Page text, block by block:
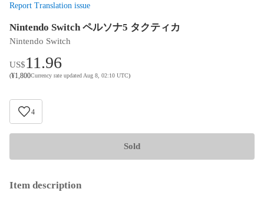
Report Translation issue
Nintendo Switch ペルソナ5 タクティカ
Nintendo Switch
US$11.96
(¥1,800Currency rate updated Aug 8, 02:10 UTC)
4
Sold
Item description